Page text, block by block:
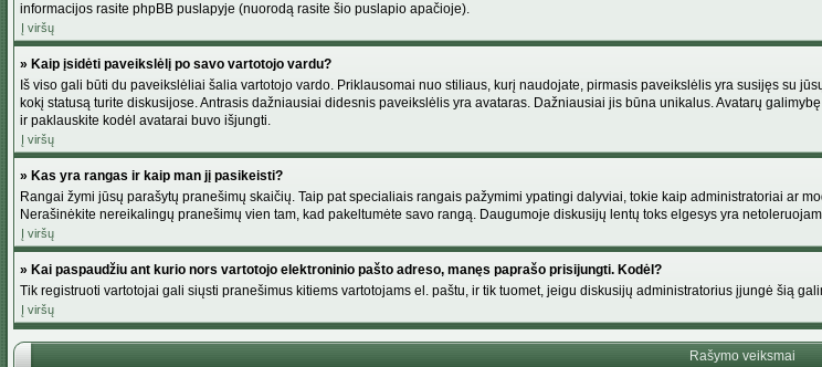
informacijos rasite phpBB puslapyje (nuorodą rasite šio puslapio apačioje).
Į viršų
» Kaip įsidėti paveikslėlį po savo vartotojo vardu?
Iš viso gali būti du paveikslėliai šalia vartotojo vardo. Priklausomai nuo stiliaus, kurį naudojate, pirmasis paveikslėlis yra susijęs su
kokį statusą turite diskusijose. Antrasis dažniausiai didesnis paveikslėlis yra avataras. Dažniausiai jis būna unikalus. Avatarų
ir paklauskite kodėl avatarai buvo išjungti.
Į viršų
» Kas yra rangas ir kaip man jį pasikeisti?
Rangai žymi jūsų parašytų pranešimų skaičių. Taip pat specialiais rangais pažymimi ypatingi dalyviai, tokie kaip administratoriai ar
Nerašinėkite nereikalingų pranešimų vien tam, kad pakeltumėte savo rangą. Daugumoje diskusijų lentų toks elgesys yra
Į viršų
» Kai paspaudžiu ant kurio nors vartotojo elektroninio pašto adreso, manęs paprašo prisijungti. Kodėl?
Tik registruoti vartotojai gali siųsti pranešimus kitiems vartotojams el. paštu, ir tik tuomet, jeigu diskusijų administratorius įjungė šią
Į viršų
Rašymo veiksmai